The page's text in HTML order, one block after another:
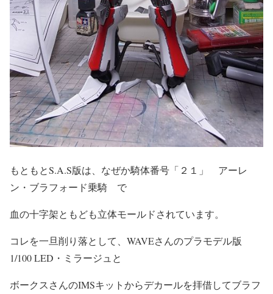
もともとS.A.S版は、なぜか騎体番号「２１」 アーレ
ン・ブラフォード乗騎 で
血の十字架ともども立体モールドされています。
コレを一旦削り落として、WAVEさんのプラモデル版
1/100 LED・ミラージュと
ボークスさんのIMSキットからデカールを拝借してブラフ